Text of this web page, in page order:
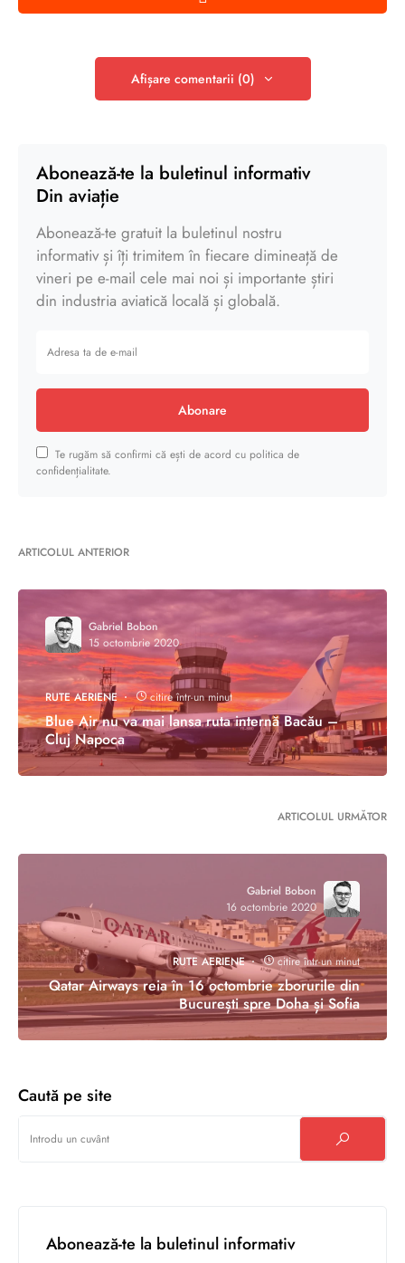
Afișare comentarii (0)
Abonează-te la buletinul informativ
Din aviație
Abonează-te gratuit la buletinul nostru
informativ și îți trimitem în fiecare dimineață de
vineri pe e-mail cele mai noi și importante știri
din industria aviatică locală și globală.
Abonare
Te rugăm să confirmi că ești de acord cu politica de
confidențialitate.
ARTICOLUL ANTERIOR
Gabriel Bobon
15 octombrie 2020
RUTE AERIENE citire într-un minut
Blue Air nu va mai lansa ruta internă Bacău –
Cluj Napoca
ARTICOLUL URMĂTOR
Gabriel Bobon
16 octombrie 2020
RUTE AERIENE citire într-un minut
Qatar Airways reia în 16 octombrie zborurile din
București spre Doha și Sofia
Caută pe site
Abonează-te la buletinul informativ